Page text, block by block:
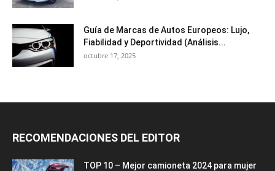
Guía de Marcas de Autos Europeos: Lujo,
Fiabilidad y Deportividad (Análisis...
octubre 17, 2025
RECOMENDACIONES DEL EDITOR
TOP 10 – Mejor camioneta 2024 para mujer